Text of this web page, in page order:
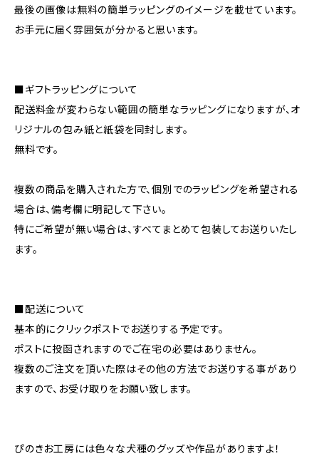
最後の画像は無料の簡単ラッピングのイメージを載せています。
お手元に届く雰囲気が分かると思います。
■ギフトラッピングについて
配送料金が変わらない範囲の簡単なラッピングになりますが、オ
リジナルの包み紙と紙袋を同封します。
無料です。
複数の商品を購入された方で、個別でのラッピングを希望される
場合は、備考欄に明記して下さい。
特にご希望が無い場合は、すべてまとめて包装してお送りいたし
ます。
■配送について
基本的にクリックポストでお送りする予定です。
ポストに投函されますのでご在宅の必要はありません。
複数のご注文を頂いた際はその他の方法でお送りする事があり
ますので、お受け取りをお願い致します。
ぴのきお工房には色々な犬種のグッズや作品がありますよ！